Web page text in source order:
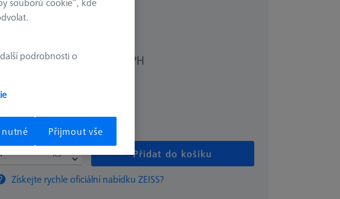
3000 kusů
5244-000
180.00 bez DPH
ks
Přidat do košíku
Získejte rychle oficiální nabídku ZEISS?
podrobnosti o
nutné Přijmout vše